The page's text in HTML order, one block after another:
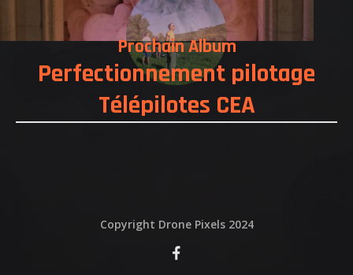
ATTESTATIONS
Prochain Album
Perfectionnement pilotage
Télépilotes CEA
Copyright Drone Pixels 2024